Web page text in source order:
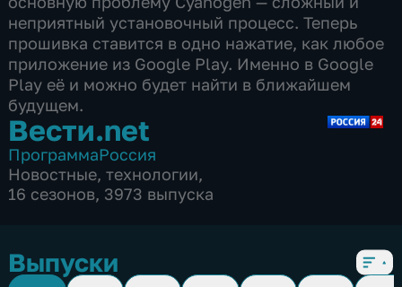
неприятный установочный процесс. Теперь
прошивка ставится в одно нажатие, как любое
приложение из Google Play. Именно в Google
Play её и можно будет найти в ближайшем
будущем.
Вести.net
ПрограммаРоссия
Новостные,технологии,
16 сезонов, 3973 выпуска
Выпуски